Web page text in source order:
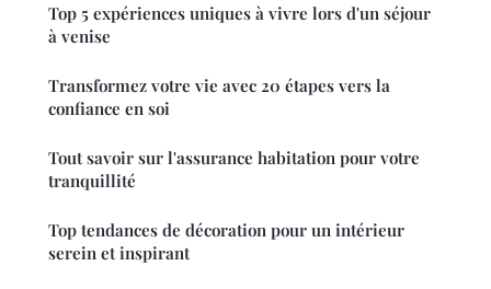
Top 5 expériences uniques à vivre lors d'un séjour
à venise
Transformez votre vie avec 20 étapes vers la
confiance en soi
Tout savoir sur l'assurance habitation pour votre
tranquillité
Top tendances de décoration pour un intérieur
serein et inspirant